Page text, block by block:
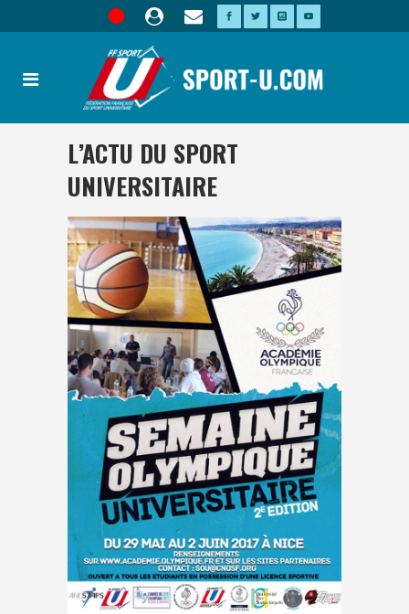
L’ACTU DU SPORT
UNIVERSITAIRE